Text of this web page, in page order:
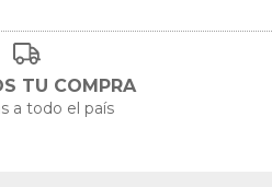
TU COMPRA
a todo el país